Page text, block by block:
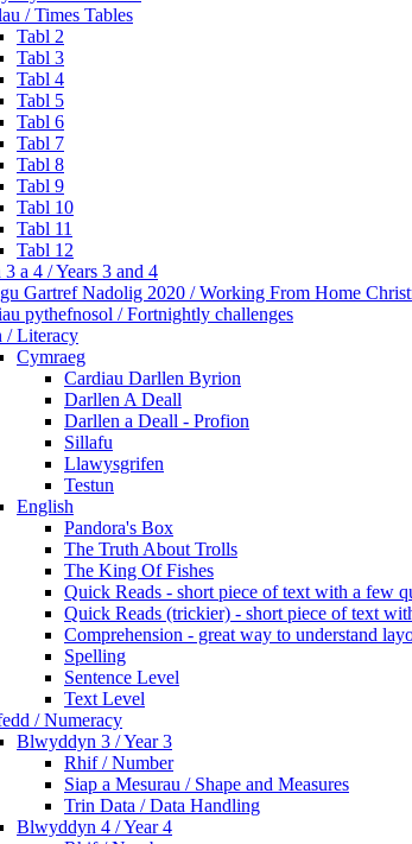
/ Times Tables
Tabl 2
Tabl 3
Tabl 4
Tabl 5
Tabl 6
Tabl 7
Tabl 8
Tabl 9
Tabl 10
Tabl 11
Tabl 12
a 4 / Years 3 and 4
Gartref Nadolig 2020 / Working From Home
pythefnosol / Fortnightly challenges
/ Literacy
Cymraeg
Cardiau Darllen Byrion
Darllen A Deall
Darllen a Deall - Profion
Sillafu
Llawysgrifen
Testun
English
Pandora's Box
The Truth About Trolls
The King Of Fishes
Quick Reads - short piece of text with a few
Quick Reads (trickier) - short piece of text
Comprehension - great way to understand
Spelling
Sentence Level
Text Level
/ Numeracy
Blwyddyn 3 / Year 3
Rhif / Number
Siap a Mesurau / Shape and Measures
Trin Data / Data Handling
Blwyddyn 4 / Year 4